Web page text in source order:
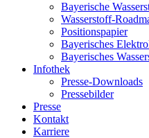
Bayerische
Wasserstoff-
Positionspapier
Bayerisches
Bayerisches
Infothek
Presse-Downloads
Pressebilder
Presse
Kontakt
Karriere